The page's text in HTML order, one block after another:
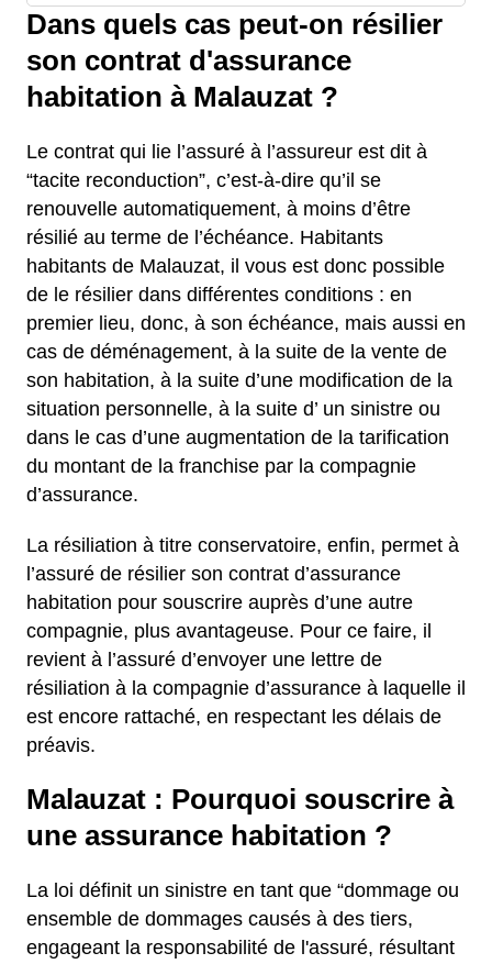
Dans quels cas peut-on résilier
son contrat d'assurance
habitation à Malauzat ?
Le contrat qui lie l’assuré à l’assureur est dit à
“tacite reconduction”, c’est-à-dire qu’il se
renouvelle automatiquement, à moins d’être
résilié au terme de l’échéance. Habitants
habitants de Malauzat, il vous est donc possible
de le résilier dans différentes conditions : en
premier lieu, donc, à son échéance, mais aussi en
cas de déménagement, à la suite de la vente de
son habitation, à la suite d’une modification de la
situation personnelle, à la suite d’ un sinistre ou
dans le cas d’une augmentation de la tarification
du montant de la franchise par la compagnie
d’assurance.
La résiliation à titre conservatoire, enfin, permet à
l’assuré de résilier son contrat d’assurance
habitation pour souscrire auprès d’une autre
compagnie, plus avantageuse. Pour ce faire, il
revient à l’assuré d’envoyer une lettre de
résiliation à la compagnie d’assurance à laquelle il
est encore rattaché, en respectant les délais de
préavis.
Malauzat : Pourquoi souscrire à
une assurance habitation ?
La loi définit un sinistre en tant que “dommage ou
ensemble de dommages causés à des tiers,
engageant la responsabilité de l'assuré, résultant